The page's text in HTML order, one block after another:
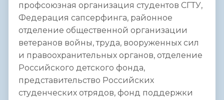
профсоюзная организация студентов СГТУ,
Федерация сапсерфинга, районное
отделение общественной организации
ветеранов войны, труда, вооруженных сил
и правоохранительных органов, отделение
Российского детского фонда,
представительство Российских
студенческих отрядов, фонд поддержки